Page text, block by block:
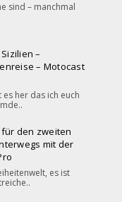
sind – manchmal
–
– Motocast
her das ich euch
den zweiten
mit der
es ist